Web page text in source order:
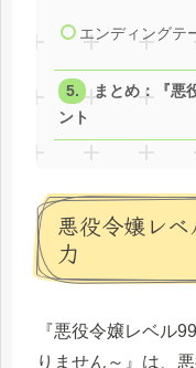
エンディングテ
まとめ：『悪
ント
悪役令嬢レ
力
『悪役令嬢レベル
りません～』は、